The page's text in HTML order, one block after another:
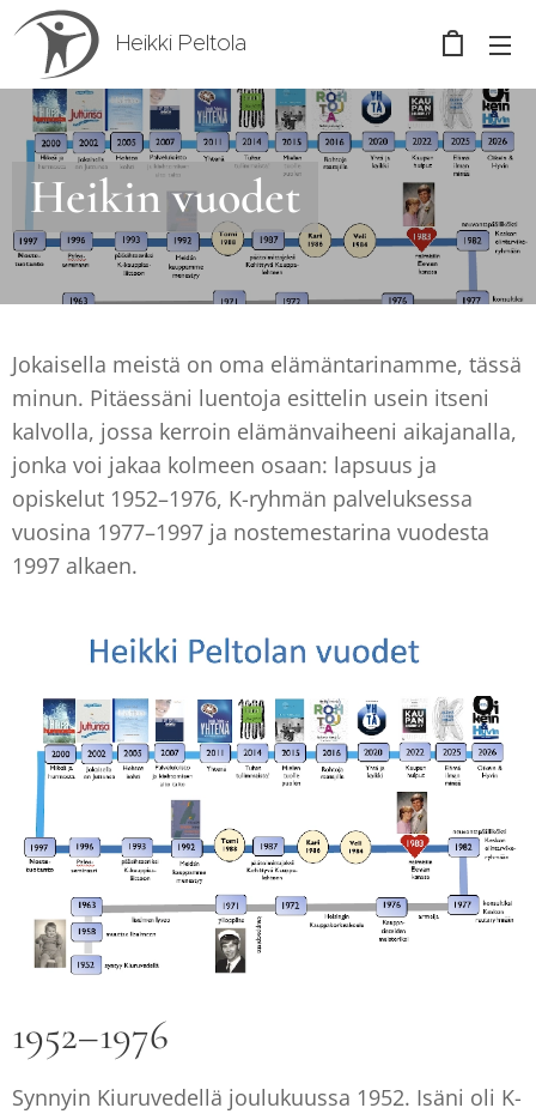
Heikki Peltola
Heikin vuodet
Jokaisella meistä on oma elämäntarinamme, tässä
minun. Pitäessäni luentoja esittelin usein itseni
kalvolla, jossa kerroin elämänvaiheeni aikajanalla,
jonka voi jakaa kolmeen osaan: lapsuus ja
opiskelut 1952–1976, K-ryhmän palveluksessa
vuosina 1977–1997 ja nostemestarina vuodesta
1997 alkaen.
1952–1976
Synnyin Kiuruvedellä joulukuussa 1952. Isäni oli K-